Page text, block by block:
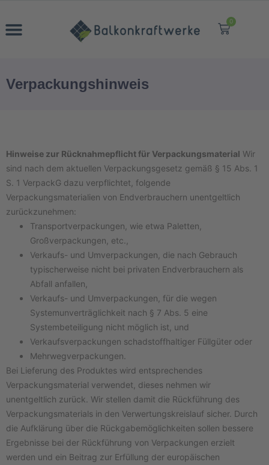
0
Verpackungshinweis
Hinweise zur Rücknahmepflicht für Verpackungsmaterial Wir
sind nach dem aktuellen Verpackungsgesetz gemäß § 15 Abs. 1
S. 1 VerpackG dazu verpflichtet, folgende
Verpackungsmaterialien von Endverbrauchern unentgeltlich
zurückzunehmen:
Transportverpackungen, wie etwa Paletten,
Großverpackungen, etc.,
Verkaufs- und Umverpackungen, die nach Gebrauch
typischerweise nicht bei privaten Endverbrauchern als
Abfall anfallen,
Verkaufs- und Umverpackungen, für die wegen
Systemunverträglichkeit nach § 7 Abs. 5 eine
Systembeteiligung nicht möglich ist, und
Verkaufsverpackungen schadstoffhaltiger Füllgüter oder
Mehrwegverpackungen.
Bei Lieferung des Produktes wird entsprechendes
Verpackungsmaterial verwendet, dieses nehmen wir
unentgeltlich zurück. Wir stellen damit die Rückführung des
Verpackungsmaterials in den Verwertungskreislauf sicher. Durch
die Aufklärung über die Rückgabemöglichkeiten sollen bessere
Ergebnisse bei der Rückführung von Verpackungen erzielt
werden und ein Beitrag zur Erfüllung der europäischen